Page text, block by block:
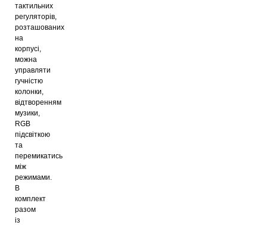
тактильних
регуляторів,
розташованих
на
корпусі,
можна
управляти
гучністю
колонки,
відтворенням
музики,
RGB
підсвіткою
та
перемикатись
між
режимами.
В
комплект
разом
із